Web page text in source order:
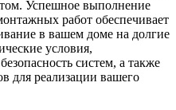
Успешное выполнение
работ обеспечивает
в вашем доме на долгие
условия,
систем, а также
для реализации вашего